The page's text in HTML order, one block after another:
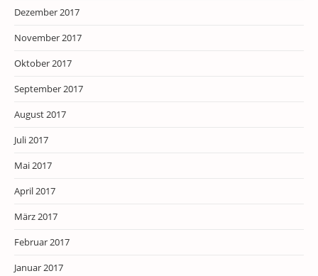
Dezember 2017
November 2017
Oktober 2017
September 2017
August 2017
Juli 2017
Mai 2017
April 2017
März 2017
Februar 2017
Januar 2017